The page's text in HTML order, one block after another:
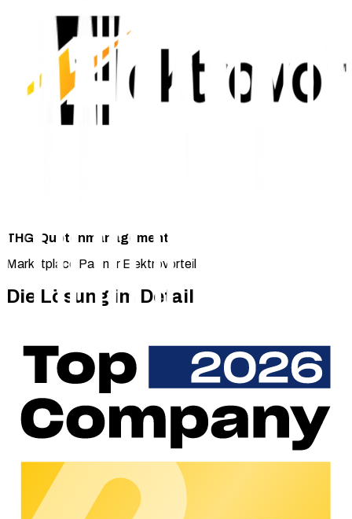
THG-Quotenmanagement
Marketplace Partner Elektrovorteil
Die Lösung im Detail
breite Palette an maßgeschneiderten technischen Lösungen
für einen maximalen Unternehmenserfolg. Das THG-Quoten-
Management wird vollständig digitalisiert aus einer Hand
durchgeführt. Hierbei steht Elektrovorteil für Schnelligkeit und
Zuverlässigkeit. Die Auszahlungen erfolgen mehrmals jährlich.
Durch eine umfassende Beratungskompetenz unterstützt
Elektrovorteil brachliegendes Potenzial optimal
auszuschöpfen. Volatilen Quotenkursen und
Marktunsicherheiten entgegnet Elektrovorteil mit stabilen und
überdurchschnittlichen Prämienzahlungen.
Warum Elektrovorteil?